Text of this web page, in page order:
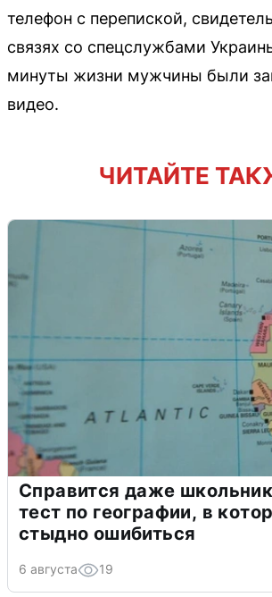
телефон с перепиской,
связях со спецслужбами
минуты жизни мужчины были
видео.
ЧИТАЙТЕ
Справится даже
тест по географии, в
стыдно ошибиться
6 августа 19